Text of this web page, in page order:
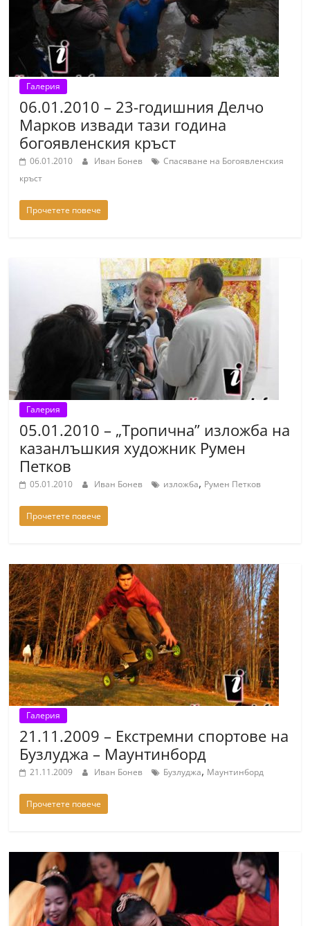
r
y
z
a
n
l
k
.
Галерия
06.01.2010 – 23-годишния Делчо
Марков извади тази година
богоявленския кръст
06.01.2010 Иван Бонев
Спасяване на Богоявленския
кръст
Прочетете повече
Галерия
05.01.2010 – „Тропична” изложба на
казанлъшкия художник Румен
Петков
05.01.2010 Иван Бонев изложба, Румен Петков
Прочетете повече
Галерия
21.11.2009 – Екстремни спортове на
Бузлуджа – Маунтинборд
21.11.2009 Иван Бонев Бузлуджа, Маунтинборд
Прочетете повече